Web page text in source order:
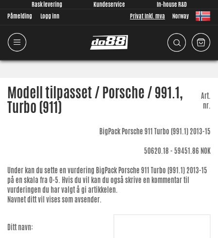
Rask levering Kundeservice
In-house R&D
Påmelding
Logg inn Privat Inkl. mva Norway
Modell tilpasset / Porsche / 991.1,
Turbo (911)
Art.
nr.
BigPack Porsche 911 Turbo (991.1) 2013-15
50620.18 - 59451.86 NOK
Under kan du sette en vurdering BigPack Porsche 911 Turbo (991.1) 2013-15
på en skala fra 0-5. Hvis du vil kan du også skrive en kommentar til
vurderingen du har valgt å gi artikkelen.
Navnet ditt vil vises som avsender.
Ditt navn: